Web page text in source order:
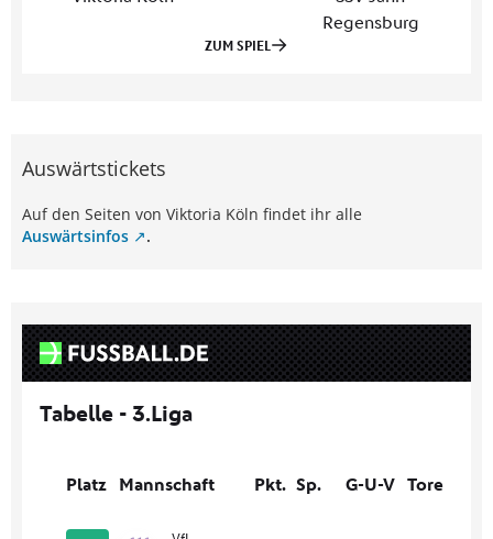
Auswärtstickets
Auf den Seiten von Viktoria Köln findet ihr alle
Auswärtsinfos
.